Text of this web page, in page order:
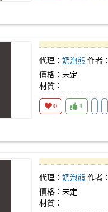
代理： 奶泡熊 作者：
價格：未定
材質：
0 1
代理： 奶泡熊 作者：
價格：未定
材質：